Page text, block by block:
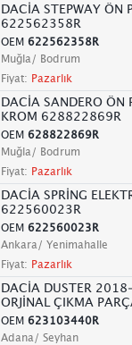
DACİA STEPWAY ÖN
622562358R
OEM 622562358R
Muğla/ Bodrum
Fiyat: Pazarlık
DACİA SANDERO ÖN
KROM 628822869R
OEM 628822869R
Muğla/ Bodrum
Fiyat: Pazarlık
DACİA SPRİNG
622560023R
OEM 622560023R
Ankara/ Yenimahalle
Fiyat: Pazarlık
DACİA DUSTER
ORJİNAL ÇIKMA
OEM 623103440R
Adana/ Seyhan